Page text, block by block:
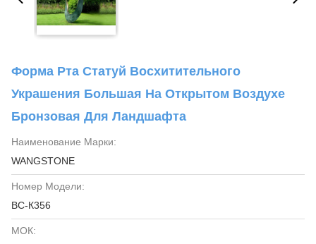
Форма Рта Статуй Восхитительного
Украшения Большая На Открытом Воздухе
Бронзовая Для Ландшафта
Наименование Марки:
WANGSTONE
Номер Модели:
ВС-К356
МОК: